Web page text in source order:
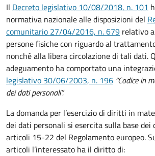
Il Decreto legislativo 10/08/2018, n. 101
normativa nazionale alle disposizioni del
comunitario 27/04/2016, n. 679 relativo
persone fisiche con riguardo al
nonché alla libera circolazione di tali dati.
adeguamento ha comportato una
legislativo 30/06/2003, n. 196 “Codice in
dei dati personali”.
La domanda per l’esercizio di diritti in
dei dati personali si esercita sulla base
articoli 15-22 del Regolamento europeo.
articoli l’interessato ha il diritto di: